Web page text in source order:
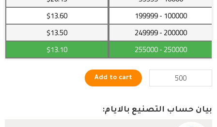
100000
- 199999
$13.60
200000
- 249999
$13.50
250000
- 255000
$13.10
quantity
Add to cart
بيان حساب التصنيع بالايام: